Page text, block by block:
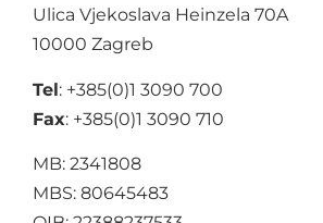
Ulica Vjekoslava Heinzela 70A
10000 Zagreb
Tel: +385(0)1 3090 700
Fax: +385(0)1 3090 710
MB: 2341808
MBS: 80645483